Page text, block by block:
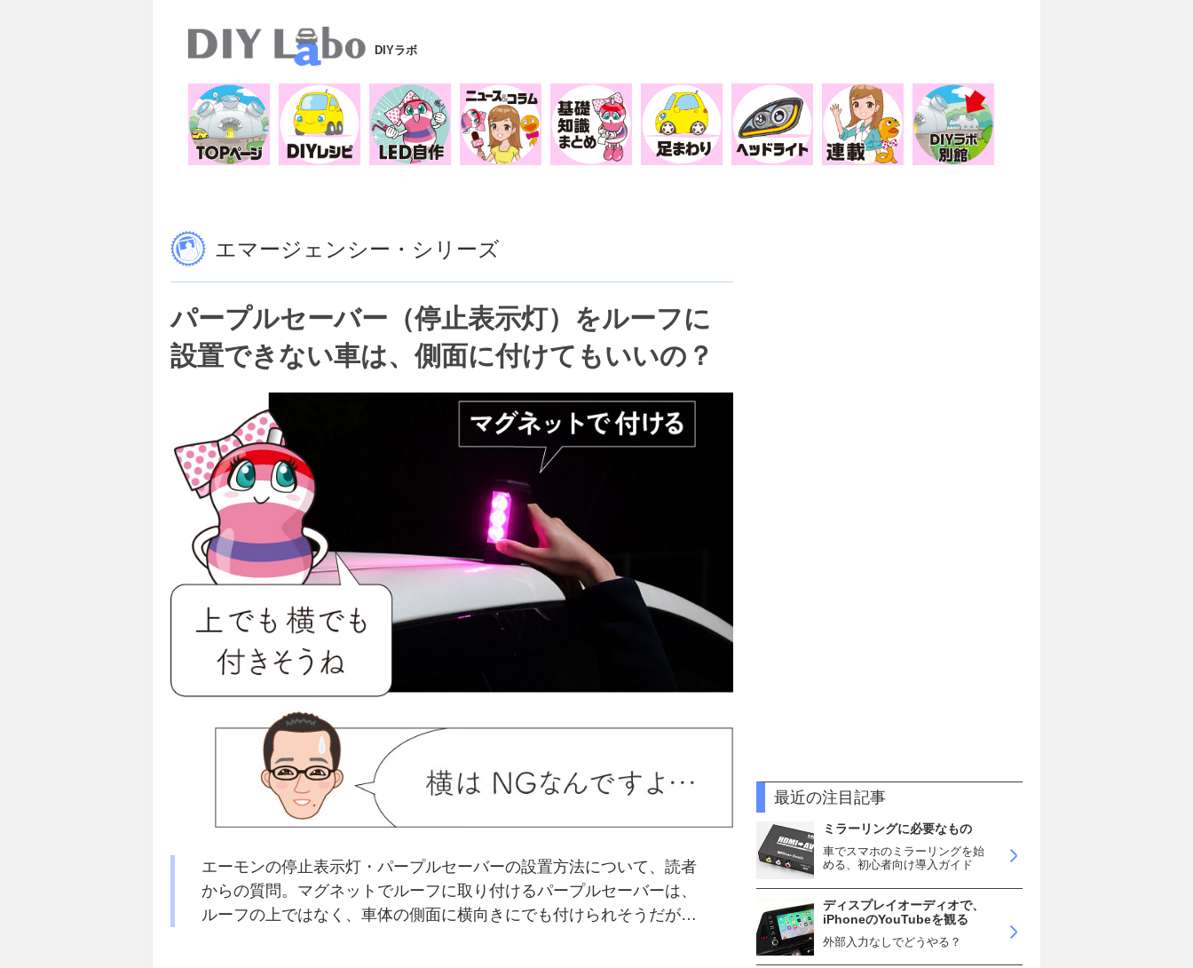
DIYラボ
エマージェンシー・シリーズ
パープルセーバー（停止表示灯）をルーフに
設置できない車は、側面に付けてもいいの？
エーモンの停止表示灯・パープルセーバーの設置方法について、読者
からの質問。マグネットでルーフに取り付けるパープルセーバーは、
ルーフの上ではなく、車体の側面に横向きにでも付けられそうだが…
最近の注目記事
ミラーリングに必要なもの
車でスマホのミラーリングを始
める、初心者向け導入ガイド
ディスプレイオーディオで、
iPhoneのYouTubeを観る
外部入力なしでどうやる？